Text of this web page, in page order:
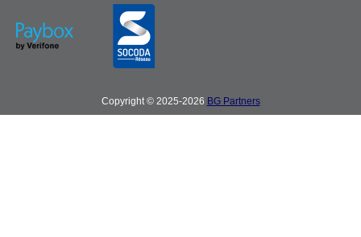
Copyright © 2025-2026 BG Partners